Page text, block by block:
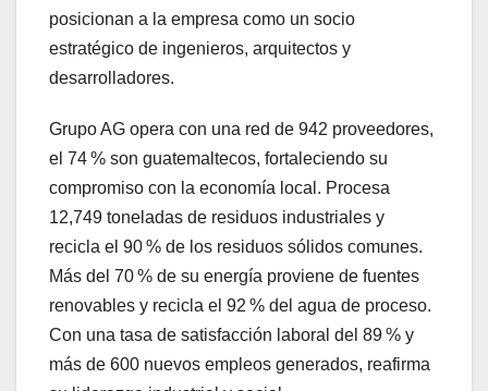
posicionan a la empresa como un socio
estratégico de ingenieros, arquitectos y
desarrolladores.
Grupo AG opera con una red de 942 proveedores,
el 74 % son guatemaltecos, fortaleciendo su
compromiso con la economía local. Procesa
12,749 toneladas de residuos industriales y
recicla el 90 % de los residuos sólidos comunes.
Más del 70 % de su energía proviene de fuentes
renovables y recicla el 92 % del agua de proceso.
Con una tasa de satisfacción laboral del 89 % y
más de 600 nuevos empleos generados, reafirma